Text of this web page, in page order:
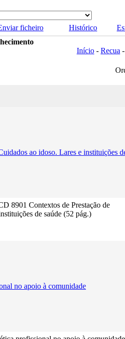
ficheiro Histórico
Início - Recua
ao idoso. Lares e instituições
8901 Contextos de Prestação de
de saúde (52 pág.)
no apoio à comunidade